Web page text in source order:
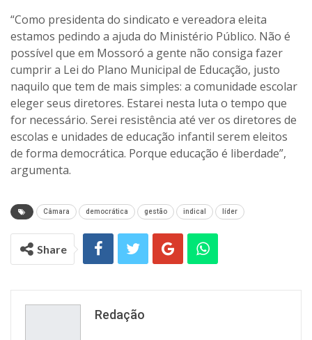
“Como presidenta do sindicato e vereadora eleita
estamos pedindo a ajuda do Ministério Público. Não é
possível que em Mossoró a gente não consiga fazer
cumprir a Lei do Plano Municipal de Educação, justo
naquilo que tem de mais simples: a comunidade escolar
eleger seus diretores. Estarei nesta luta o tempo que
for necessário. Serei resistência até ver os diretores de
escolas e unidades de educação infantil serem eleitos
de forma democrática. Porque educação é liberdade”,
argumenta.
Câmara democrática gestão indical líder
Share
Redação